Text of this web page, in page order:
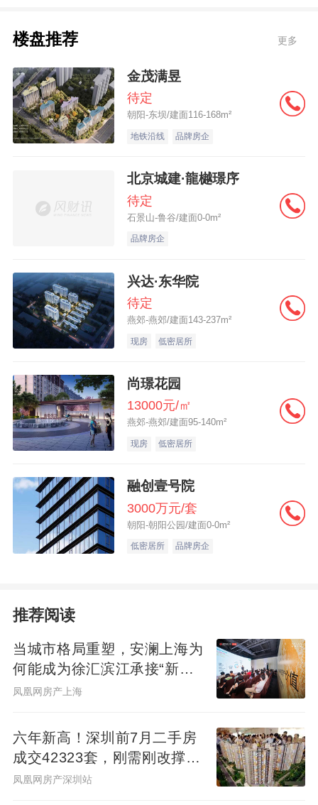
楼盘推荐 更多
金茂满昱
待定
朝阳-东坝/建面116-168m²
地铁沿线 品牌房企
北京城建·龍樾璟序
待定
石景山-鲁谷/建面0-0m²
品牌房企
兴达·东华院
待定
燕郊-燕郊/建面143-237m²
现房 低密居所
尚璟花园
13000元/㎡
燕郊-燕郊/建面95-140m²
现房 低密居所
融创壹号院
3000万元/套
朝阳-朝阳公园/建面0-0m²
低密居所 品牌房企
推荐阅读
当城市格局重塑，安澜上海为
何能成为徐汇滨江承接“新质
生产力”的人居锚点？
凤凰网房产上海
六年新高！深圳前7月二手房
成交42323套，刚需刚改撑
起"量的回归"
凤凰网房产深圳站